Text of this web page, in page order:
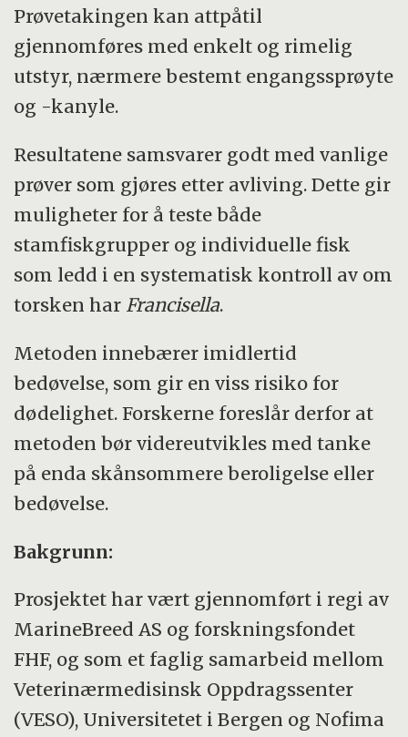
Prøvetakingen kan attpåtil
gjennomføres med enkelt og rimelig
utstyr, nærmere bestemt engangssprøyte
og -kanyle.
Resultatene samsvarer godt med vanlige
prøver som gjøres etter avliving. Dette gir
muligheter for å teste både
stamfiskgrupper og individuelle fisk
som ledd i en systematisk kontroll av om
torsken har Francisella.
Metoden innebærer imidlertid
bedøvelse, som gir en viss risiko for
dødelighet. Forskerne foreslår derfor at
metoden bør videreutvikles med tanke
på enda skånsommere beroligelse eller
bedøvelse.
Bakgrunn:
Prosjektet har vært gjennomført i regi av
MarineBreed AS og forskningsfondet
FHF, og som et faglig samarbeid mellom
Veterinærmedisinsk Oppdragssenter
(VESO), Universitetet i Bergen og Nofima